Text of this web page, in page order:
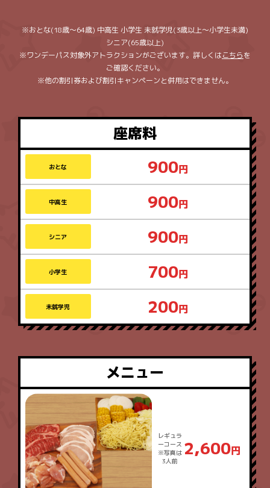
おとな(18歳～64歳) 中高生 小学生 未就学児(3歳以上～小学生未満)
シニア(65歳以上)
ワンデーパス対象外アトラクションがございます。詳しくはこちらを
ご確認ください。
他の割引券および割引キャンペーンと併用はできません。
座席料
おとな 900
中高生 900
シニア 900
小学生 700
未就学児 200
メニュー
レギュラ
ーコース
※写真は
3人前
2,600